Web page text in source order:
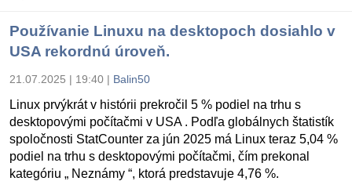
Používanie Linuxu na desktopoch dosiahlo v
USA rekordnú úroveň.
21.07.2025 | 19:40 | Balin50
Linux prvýkrát v histórii prekročil 5 % podiel na trhu s
desktopovými počítačmi v USA . Podľa globálnych štatistík
spoločnosti StatCounter za jún 2025 má Linux teraz 5,04 %
podiel na trhu s desktopovými počítačmi, čím prekonal
kategóriu „ Neznámy “, ktorá predstavuje 4,76 %.